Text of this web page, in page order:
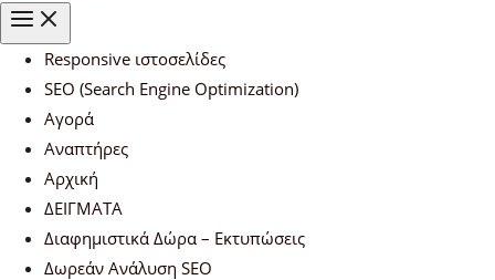
Responsive ιστοσελίδες
SEO (Search Engine Optimization)
Αγορά
Αναπτήρες
Αρχική
ΔΕΙΓΜΑΤΑ
Διαφημιστικά Δώρα – Εκτυπώσεις
Δωρεάν Ανάλυση SEO